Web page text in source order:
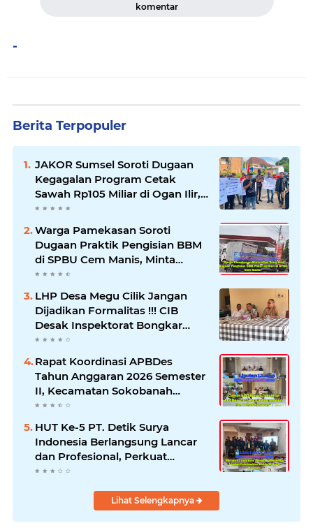
komentar
-
Berita Terpopuler
JAKOR Sumsel Soroti Dugaan
Kegagalan Program Cetak
Sawah Rp105 Miliar di Ogan Ilir,
Desak Kadis Pertanian Mundur
Warga Pamekasan Soroti
Dugaan Praktik Pengisian BBM
di SPBU Cem Manis, Minta
Klarifikasi dan Pengawasan
LHP Desa Megu Cilik Jangan
Dijadikan Formalitas !!! CIB
Desak Inspektorat Bongkar
Seluruh Fakta dan Hentikan
Dugaan Permainan Oknum
Rapat Koordinasi APBDes
Tahun Anggaran 2026 Semester
II, Kecamatan Sokobanah
Libatkan 12 Desa
HUT Ke-5 PT. Detik Surya
Indonesia Berlangsung Lancar
dan Profesional, Perkuat
Kompetensi Wartawan
Lihat Selengkapnya